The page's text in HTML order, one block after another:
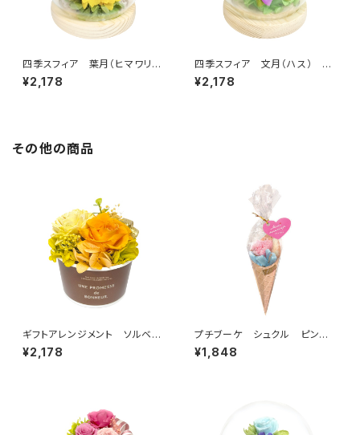
四季スフィア 葉月（ヒマワリ）
C38308
¥2,178
四季スフィア 文月（ハス） C3
8307
¥2,178
その他の商品
ギフトアレンジメント ソルベ
オレンジ HB35035
¥2,178
プチブーケ シュクル ピン
ク B37920
¥1,848